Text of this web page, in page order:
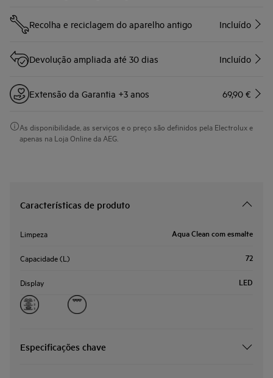
Recolha e reciclagem do aparelho antigo Incluído
Devolução ampliada até 30 dias Incluído
Extensão da Garantia +3 anos 69,90 €
As disponibilidade, as serviços e o preço são definidos pela Electrolux e
apenas na Loja Online da AEG.
Características de produto
Limpeza Aqua Clean com esmalte
Capacidade (L) 72
Display LED
Especificações chave